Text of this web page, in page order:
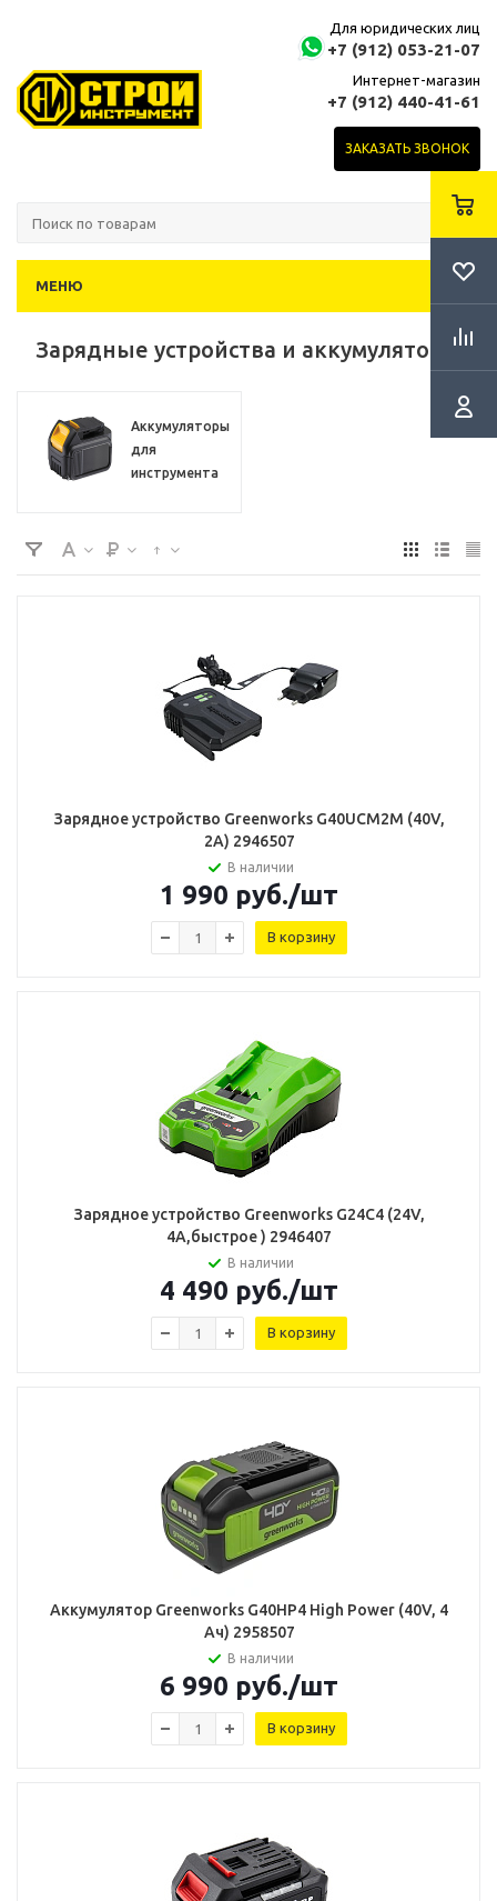
Для юридических лиц
+7 (912) 053-21-07
Интернет-магазин
+7 (912) 440-41-61
ЗАКАЗАТЬ ЗВОНОК
МЕНЮ
Зарядные устройства и аккумуляторы
Аккумуляторы
для
инструмента
Зарядное устройство Greenworks G40UCM2M (40V,
2A) 2946507
В наличии
1 990 руб./шт
В корзину
Зарядное устройство Greenworks G24C4 (24V,
4А,быстрое ) 2946407
В наличии
4 490 руб./шт
В корзину
Аккумулятор Greenworks G40HP4 High Power (40V, 4
Ач) 2958507
В наличии
6 990 руб./шт
В корзину